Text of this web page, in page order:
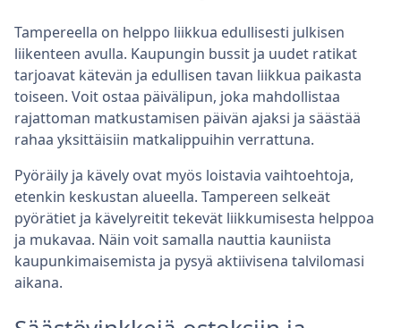
Tampereella on helppo liikkua edullisesti julkisen
liikenteen avulla. Kaupungin bussit ja uudet ratikat
tarjoavat kätevän ja edullisen tavan liikkua paikasta
toiseen. Voit ostaa päivälipun, joka mahdollistaa
rajattoman matkustamisen päivän ajaksi ja säästää
rahaa yksittäisiin matkalippuihin verrattuna.
Pyöräily ja kävely ovat myös loistavia vaihtoehtoja,
etenkin keskustan alueella. Tampereen selkeät
pyörätiet ja kävelyreitit tekevät liikkumisesta helppoa
ja mukavaa. Näin voit samalla nauttia kauniista
kaupunkimaisemista ja pysyä aktiivisena talvilomasi
aikana.